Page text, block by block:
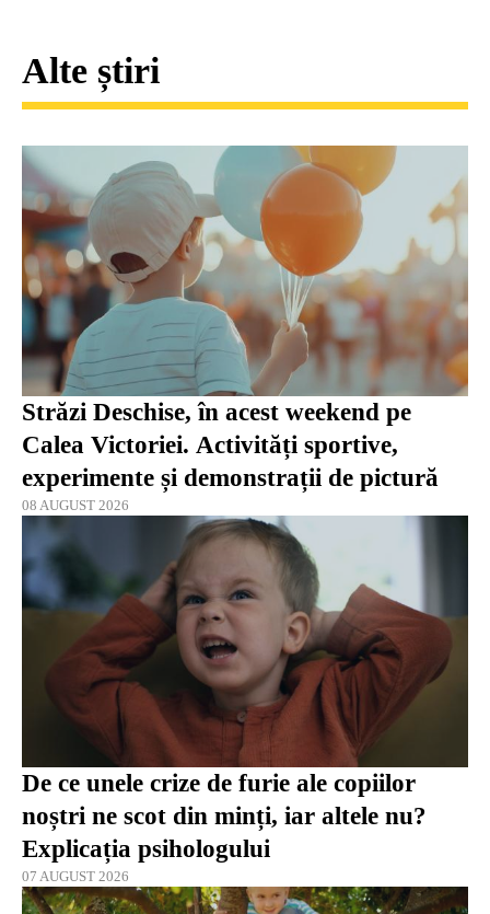
Alte știri
Străzi Deschise, în acest weekend pe
Calea Victoriei. Activități sportive,
experimente și demonstrații de pictură
08 AUGUST 2026
De ce unele crize de furie ale copiilor
noștri ne scot din minți, iar altele nu?
Explicația psihologului
07 AUGUST 2026